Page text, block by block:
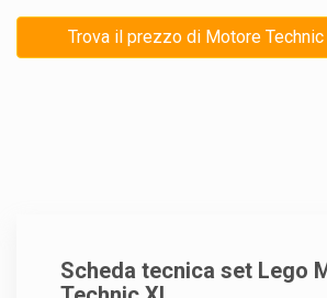
Trova il prezzo di Motore
Scheda tecnica set Lego